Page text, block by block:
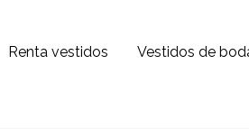
Renta vestidos Vestidos de